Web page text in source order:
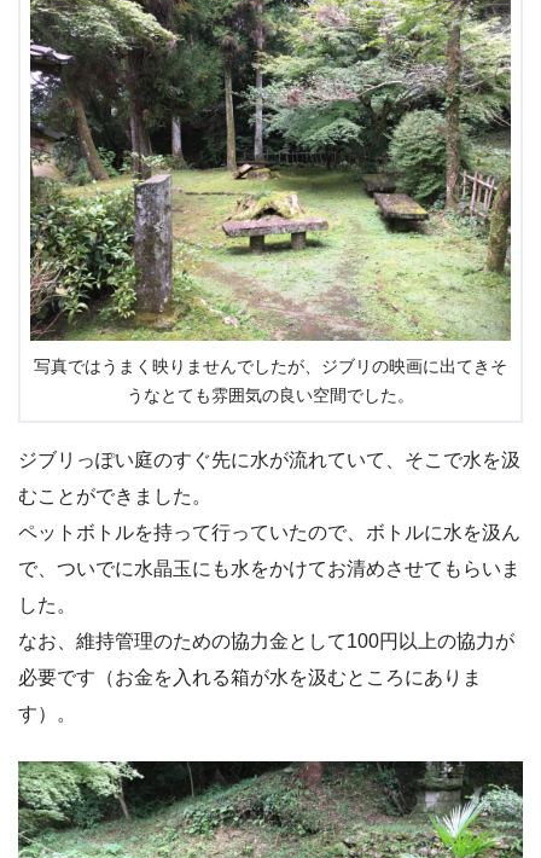
写真ではうまく映りませんでしたが、ジブリの映画に出てきそ
うなとても雰囲気の良い空間でした。
ジブリっぽい庭のすぐ先に水が流れていて、そこで水を汲
むことができました。
ペットボトルを持って行っていたので、ボトルに水を汲ん
で、ついでに水晶玉にも水をかけてお清めさせてもらいま
した。
なお、維持管理のための協力金として100円以上の協力が
必要です（お金を入れる箱が水を汲むところにありま
す）。